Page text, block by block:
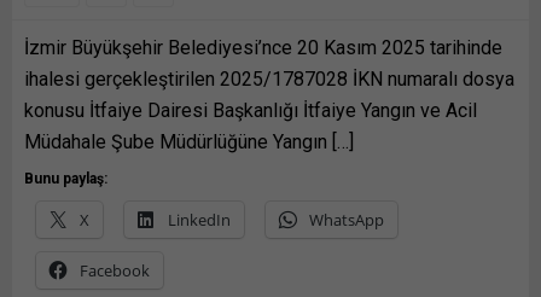
İzmir Büyükşehir Belediyesi’nce 20 Kasım 2025 tarihinde
ihalesi gerçekleştirilen 2025/1787028 İKN numaralı dosya
konusu İtfaiye Dairesi Başkanlığı İtfaiye Yangın ve Acil
Müdahale Şube Müdürlüğüne Yangın […]
Bunu paylaş:
X LinkedIn WhatsApp
Facebook